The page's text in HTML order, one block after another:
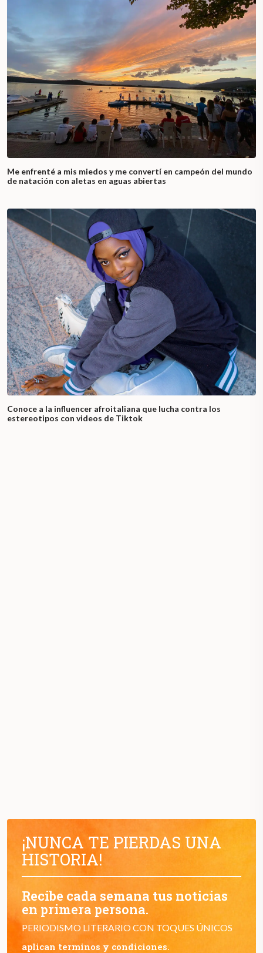
Me enfrenté a mis miedos y me convertí en campeón del mundo
de natación con aletas en aguas abiertas
Conoce a la influencer afroitaliana que lucha contra los
estereotipos con videos de Tiktok
¡NUNCA TE PIERDAS UNA
HISTORIA!
Recibe cada semana tus noticias
en primera persona.
PERIODISMO LITERARIO CON TOQUES ÚNICOS
aplican terminos y condiciones.